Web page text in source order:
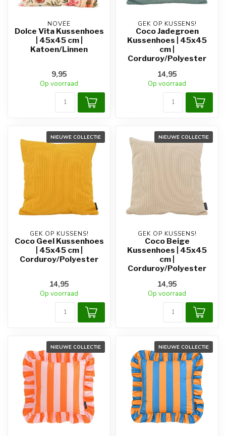
NOVÉE
Dolce Vita Kussenhoes
| 45x45 cm |
Katoen/Linnen
9,95
Op voorraad
GEK OP KUSSENS!
Coco Jadegroen
Kussenhoes | 45x45
cm |
Corduroy/Polyester
14,95
Op voorraad
NIEUWE COLLECTIE
GEK OP KUSSENS!
Coco Geel Kussenhoes
| 45x45 cm |
Corduroy/Polyester
14,95
Op voorraad
NIEUWE COLLECTIE
GEK OP KUSSENS!
Coco Beige
Kussenhoes | 45x45
cm |
Corduroy/Polyester
14,95
Op voorraad
NIEUWE COLLECTIE NIEUWE COLLECTIE